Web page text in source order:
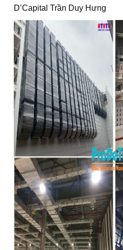
D’Capital Trần Duy Hưng